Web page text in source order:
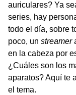
auriculares? Ya
series, hay
todo el día, sobre
poco, un streamer
en la cabeza por
¿Cuáles son los
aparatos? Aquí te
el tema.